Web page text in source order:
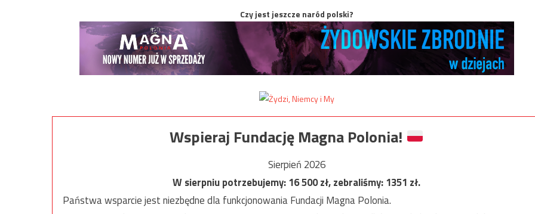
Czy jest jeszcze naród polski?
Wspieraj Fundację Magna Polonia!
Sierpień 2026
W sierpniu potrzebujemy:16 500zł, zebraliśmy:1351 zł.
Państwa wsparcie jest niezbędne dla funkcjonowania Fundacji Magna Polonia.